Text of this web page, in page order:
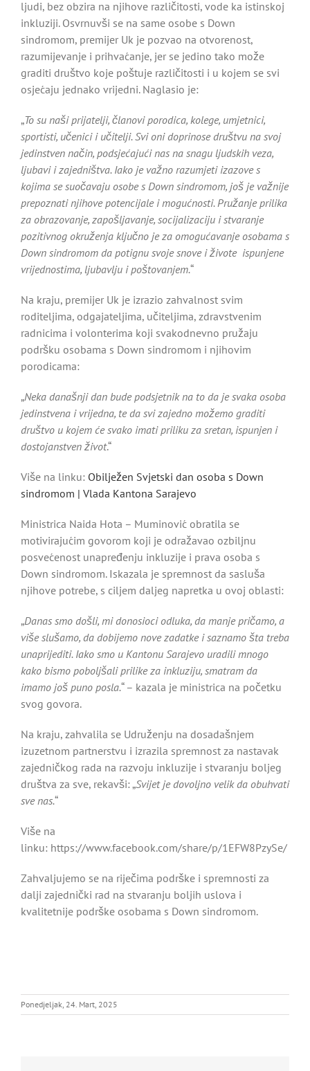
ljudi, bez obzira na njihove različitosti, vode ka istinskoj
inkluziji. Osvrnuvši se na same osobe s Down
sindromom, premijer Uk je pozvao na otvorenost,
razumijevanje i prihvaćanje, jer se jedino tako može
graditi društvo koje poštuje različitosti i u kojem se svi
osjećaju jednako vrijedni. Naglasio je:
„To su naši prijatelji, članovi porodica, kolege, umjetnici,
sportisti, učenici i učitelji. Svi oni doprinose društvu na svoj
jedinstven način, podsjećajući nas na snagu ljudskih veza,
ljubavi i zajedništva. Iako je važno razumjeti izazove s
kojima se suočavaju osobe s Down sindromom, još je važnije
prepoznati njihove potencijale i mogućnosti. Pružanje prilika
za obrazovanje, zapošljavanje, socijalizaciju i stvaranje
pozitivnog okruženja ključno je za omogućavanje osobama s
Down sindromom da potignu svoje snove i živote ispunjene
vrijednostima, ljubavlju i poštovanjem.“
Na kraju, premijer Uk je izrazio zahvalnost svim
roditeljima, odgajateljima, učiteljima, zdravstvenim
radnicima i volonterima koji svakodnevno pružaju
podršku osobama s Down sindromom i njihovim
porodicama:
„Neka današnji dan bude podsjetnik na to da je svaka osoba
jedinstvena i vrijedna, te da svi zajedno možemo graditi
društvo u kojem će svako imati priliku za sretan, ispunjen i
dostojanstven život.“
Više na linku: Obilježen Svjetski dan osoba s Down
sindromom | Vlada Kantona Sarajevo
Ministrica Naida Hota – Muminović obratila se
motivirajućim govorom koji je odražavao ozbiljnu
posvećenost unapređenju inkluzije i prava osoba s
Down sindromom. Iskazala je spremnost da sasluša
njihove potrebe, s ciljem daljeg napretka u ovoj oblasti:
„Danas smo došli, mi donosioci odluka, da manje pričamo, a
više slušamo, da dobijemo nove zadatke i saznamo šta treba
unaprijediti. Iako smo u Kantonu Sarajevo uradili mnogo
kako bismo poboljšali prilike za inkluziju, smatram da
imamo još puno posla.“ – kazala je ministrica na početku
svog govora.
Na kraju, zahvalila se Udruženju na dosadašnjem
izuzetnom partnerstvu i izrazila spremnost za nastavak
zajedničkog rada na razvoju inkluzije i stvaranju boljeg
društva za sve, rekavši: „Svijet je dovoljno velik da obuhvati
sve nas.“
Više na
linku: https://www.facebook.com/share/p/1EFW8PzySe/
Zahvaljujemo se na riječima podrške i spremnosti za
dalji zajednički rad na stvaranju boljih uslova i
kvalitetnije podrške osobama s Down sindromom.
Ponedjeljak, 24. Mart, 2025